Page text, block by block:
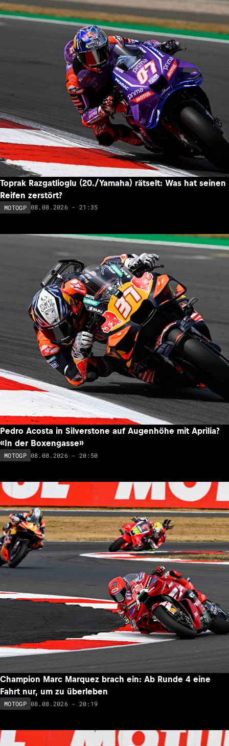
Toprak Razgatlioglu (20./Yamaha) rätselt: Was hat seinen
Reifen zerstört?
MOTOGP 08.08.2026 - 21:35
Pedro Acosta in Silverstone auf Augenhöhe mit Aprilia?
«In der Boxengasse»
MOTOGP 08.08.2026 - 20:50
Champion Marc Marquez brach ein: Ab Runde 4 eine
Fahrt nur, um zu überleben
MOTOGP 08.08.2026 - 20:19